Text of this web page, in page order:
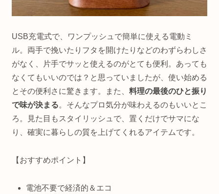
USB充電式で、ワンプッシュで簡単に使える電動ミ
ル。両手で挽いたりフタを開けたりなどのわずらわしさ
がなく、片手でサッと使えるのがとても便利。あっても
なくてもいいのでは？と思っていましたが、使い始める
とその便利さに驚きます。また、 料理の最後のひと振り
で味が決まる。そんなプロ気分が味わえるのもいいとこ
ろ。見た目もスタイリッシュで、置くだけでサマにな
り、確実に暮らしの質を上げてくれるアイテムです。
【おすすめポイント】
電池不要で経済的＆エコ